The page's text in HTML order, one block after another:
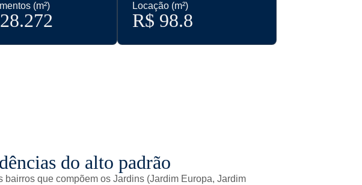
(m²)
28.272
Locação (m²)
R$ 98.8
do alto padrão
bairros que compõem os Jardins (Jardim Europa, Jardim